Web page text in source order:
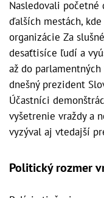
Nasledovali početné
ďalších mestách,
organizácie Za
desaťtisíce ľudí a
až do
dnešný prezident
Účastníci
vyšetrenie vraždy a
vyzýval aj vtedajší
Politický rozmer